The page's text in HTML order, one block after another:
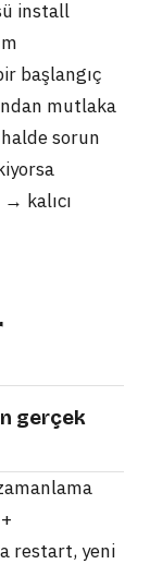
install
başlangıç
mutlaka
sorun
kalıcı
gerçek
+
restart, yeni